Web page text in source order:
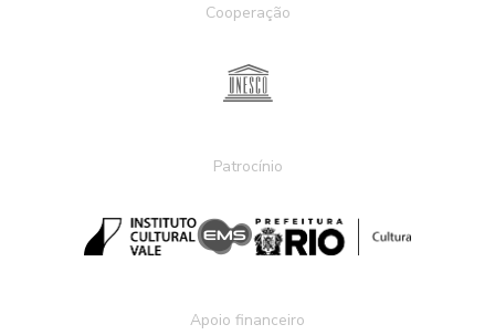
Cooperação
Patrocínio
Apoio financeiro